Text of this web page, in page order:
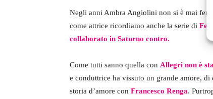
Negli anni Ambra Angiolini non si è mai
come attrice ricordiamo anche la serie di
collaborato in Saturno contro.
Come tutti sanno quella con Allegri non è
e conduttrice ha vissuto un grande amore,
storia d’amore con Francesco Renga.